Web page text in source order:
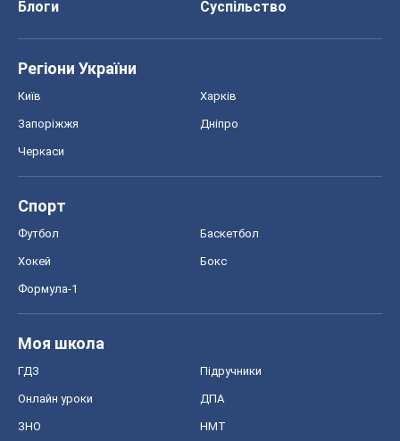
Блоги
Суспільство
Регіони України
Київ Харків
Запоріжжя Дніпро
Черкаси
Спорт
Футбол Баскетбол
Хокей Бокс
Формула-1
Моя школа
ГДЗ Підручники
Онлайн уроки ДПА
ЗНО НМТ